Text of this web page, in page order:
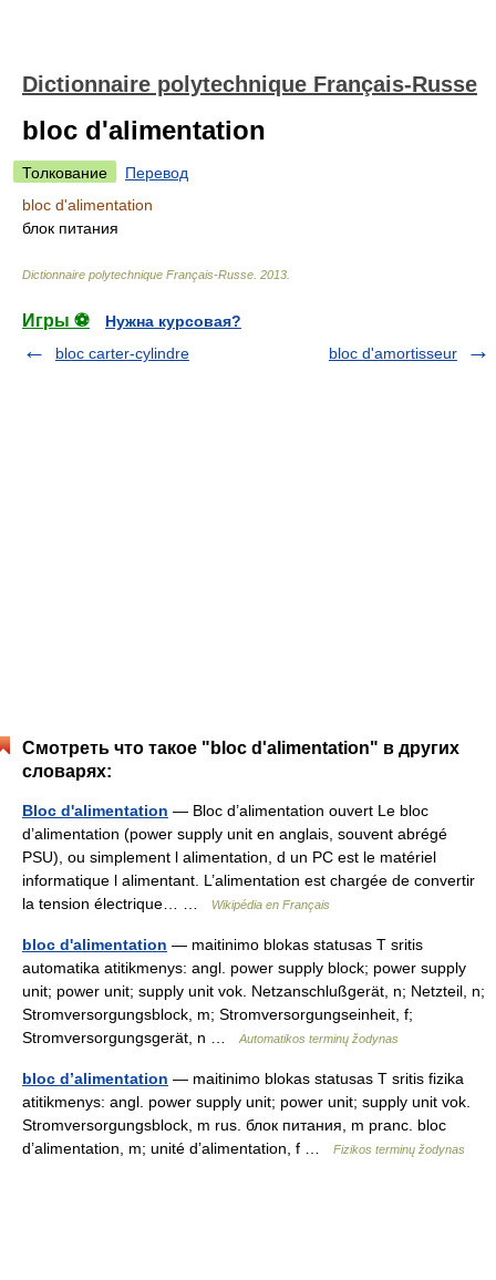
Dictionnaire polytechnique Français-Russe
bloc d'alimentation
Толкование
Перевод
bloc d'alimentation
блок питания
Dictionnaire polytechnique Français-Russe 2013
Игры ⚽
Нужна курсовая?
bloc carter-cylindre
bloc d'amortisseur
Смотреть что такое "bloc d'alimentation" в других
словарях:
Bloc d'alimentation — Bloc d’alimentation ouvert Le bloc
d’alimentation (power supply unit en anglais, souvent abrégé
PSU), ou simplement l alimentation, d un PC est le matériel
informatique l alimentant. L’alimentation est chargée de convertir
la tension électrique… …
Wikipédia en Français
bloc d'alimentation — maitinimo blokas statusas T sritis
automatika atitikmenys: angl. power supply block; power supply
unit; power unit; supply unit vok. Netzanschlußgerät, n; Netzteil, n;
Stromversorgungsblock, m; Stromversorgungseinheit, f;
Stromversorgungsgerät, n …
Automatikos terminų žodynas
bloc d’alimentation — maitinimo blokas statusas T sritis fizika
atitikmenys: angl. power supply unit; power unit; supply unit vok.
Stromversorgungsblock, m rus. блок питания, m pranc. bloc
d’alimentation, m; unité d’alimentation, f …
Fizikos terminų žodynas